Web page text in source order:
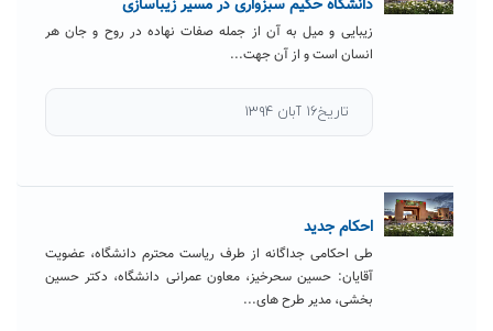
دانشگاه حکیم سبزواری در مسیر زیباسازی
زیبایی و میل به آن از جمله صفات نهاده در روح و جان هر
انسان است و از آن جهت...
تاریخ۱۶ آبان ۱۳۹۴
احکام جدید
طی احکامی جداگانه از طرف ریاست محترم دانشگاه، عضویت
آقایان: حسین سحرخیز، معاون عمرانی دانشگاه، دکتر حسین
بخشی، مدیر طرح های...